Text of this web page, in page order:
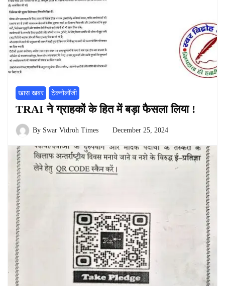
खास खबर टेक्नोलॉजी
TRAI ने ग्राहकों के हित में बड़ा फैसला लिया !
By Swar Vidroh Times December 25, 2024